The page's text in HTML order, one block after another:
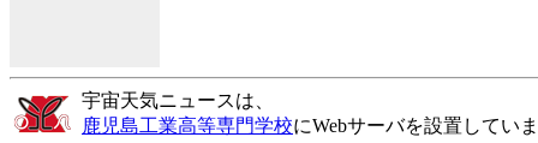
宇宙天気ニュースは、
鹿児島工業高等専門学校にWebサーバを設置してい